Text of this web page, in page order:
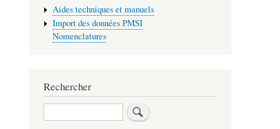
Aides techniques et manuels
Import des données PMSI
Nomenclatures
Rechercher
Rechercher